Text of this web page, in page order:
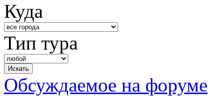
Куда
Тип тура
Обсуждаемое на форуме